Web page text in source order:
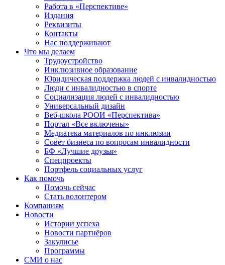
Работа в «Перспективе»
Издания
Реквизиты
Контакты
Нас поддерживают
Что мы делаем
Трудоустройство
Инклюзивное образование
Юридическая поддержка людей с инвалидностью
Люди с инвалидностью в спорте
Социализация людей с инвалидностью
Универсальный дизайн
Веб-школа РООИ «Перспектива»
Портал «Все включены»
Медиатека материалов по инклюзии
Совет бизнеса по вопросам инвалидности
БФ «Лучшие друзья»
Спецпроекты
Портфель социальных услуг
Как помочь
Помочь сейчас
Стать волонтером
Компаниям
Новости
Истории успеха
Новости партнёров
Закулисье
Программы
СМИ о нас